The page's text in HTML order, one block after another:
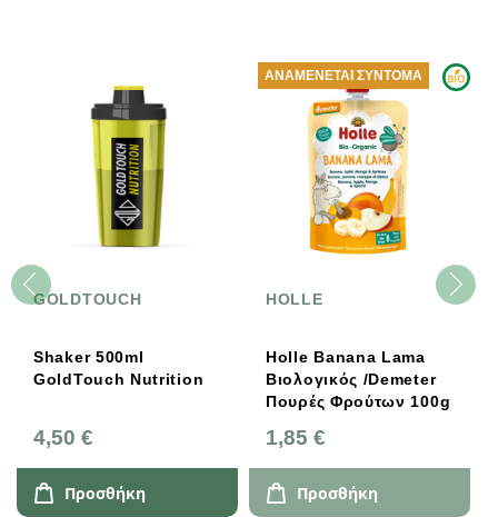
GOLDTOUCH
Shaker 500ml
GoldTouch Nutrition
4,50 €
Προσθήκη
HOLLE
Holle Banana Lama
Βιολογικός /Demeter
Πουρές Φρούτων 100g
1,85 €
ΑΝΑΜΈΝΕΤΑΙ ΣΎΝΤΟΜΑ
Προσθήκη